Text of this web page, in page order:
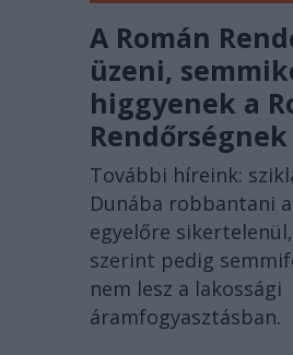
A Román
üzeni,
higgyenek a
További híreink:
Dunába robbantani
egyelőre
szerint pedig
nem lesz a lakossági
áramfogyasztásban.